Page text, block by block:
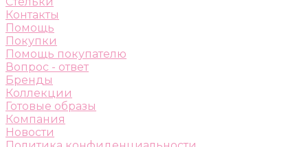
Контакты
Помощь
Покупки
Помощь покупателю
Вопрос - ответ
Бренды
Коллекции
Готовые образы
Компания
Новости